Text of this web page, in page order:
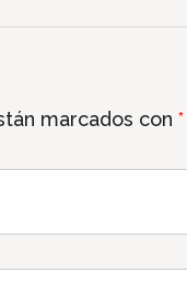
marcados con*